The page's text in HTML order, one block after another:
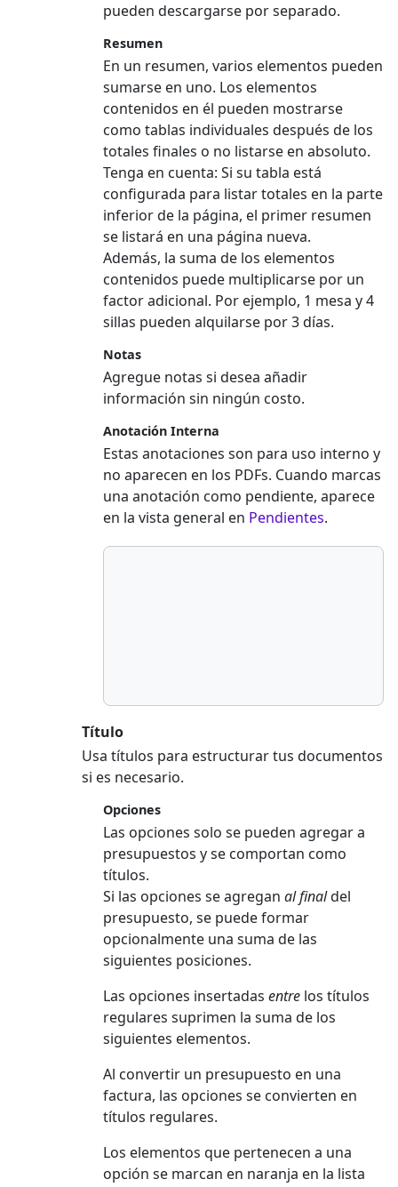
pueden descargarse por separado.
Resumen
En un resumen, varios elementos pueden
sumarse en uno. Los elementos
contenidos en él pueden mostrarse
como tablas individuales después de los
totales finales o no listarse en absoluto.
Tenga en cuenta: Si su tabla está
configurada para listar totales en la parte
inferior de la página, el primer resumen
se listará en una página nueva.
Además, la suma de los elementos
contenidos puede multiplicarse por un
factor adicional. Por ejemplo, 1 mesa y 4
sillas pueden alquilarse por 3 días.
Notas
Agregue notas si desea añadir
información sin ningún costo.
Anotación Interna
Estas anotaciones son para uso interno y
no aparecen en los PDFs. Cuando marcas
una anotación como pendiente, aparece
en la vista general en Pendientes.
Título
Usa títulos para estructurar tus documentos
si es necesario.
Opciones
Las opciones solo se pueden agregar a
presupuestos y se comportan como
títulos.
Si las opciones se agregan al finaldel
presupuesto, se puede formar
opcionalmente una suma de las
siguientes posiciones.
Las opciones insertadas entre los títulos
regulares suprimen la suma de los
siguientes elementos.
Al convertir un presupuesto en una
factura, las opciones se convierten en
títulos regulares.
Los elementos que pertenecen a una
opción se marcan en naranja en la lista